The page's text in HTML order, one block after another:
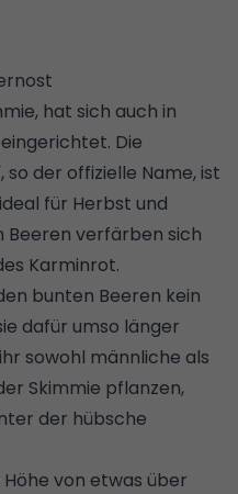
hat sich auch in
Die
der offizielle Name, ist
für Herbst und
Beeren verfärben sich
Karminrot.
bunten Beeren kein
dafür umso länger
sowohl männliche als
Skimmie pflanzen,
der hübsche
von etwas über